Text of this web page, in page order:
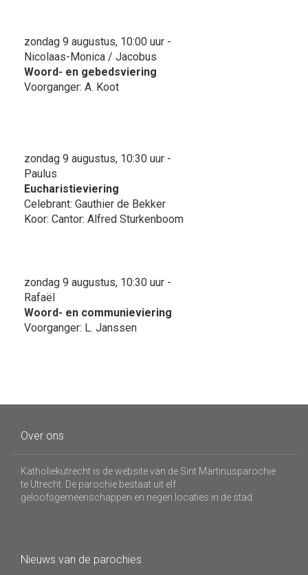
zondag 9 augustus, 10:00 uur -
Nicolaas-Monica / Jacobus
Woord- en gebedsviering
Voorganger: A. Koot
zondag 9 augustus, 10:30 uur -
Paulus
Eucharistieviering
Celebrant: Gauthier de Bekker
Koor: Cantor: Alfred Sturkenboom
zondag 9 augustus, 10:30 uur -
Rafaël
Woord- en communieviering
Voorganger: L. Janssen
Over ons
Katholiekutrecht is de website van de Sint Martinusparochie
te Utrecht. De parochie bestaat uit elf
geloofsgemeenschappen en negen locaties in de stad.
Nieuws van de parochies